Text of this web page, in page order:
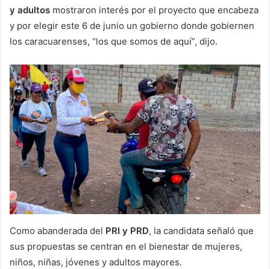
y adultos mostraron interés por el proyecto que encabeza
y por elegir este 6 de junio un gobierno donde gobiernen
los caracuarenses, “los que somos de aquí”, dijo.
Como abanderada del PRI y PRD, la candidata señaló que
sus propuestas se centran en el bienestar de mujeres,
niños, niñas, jóvenes y adultos mayores.